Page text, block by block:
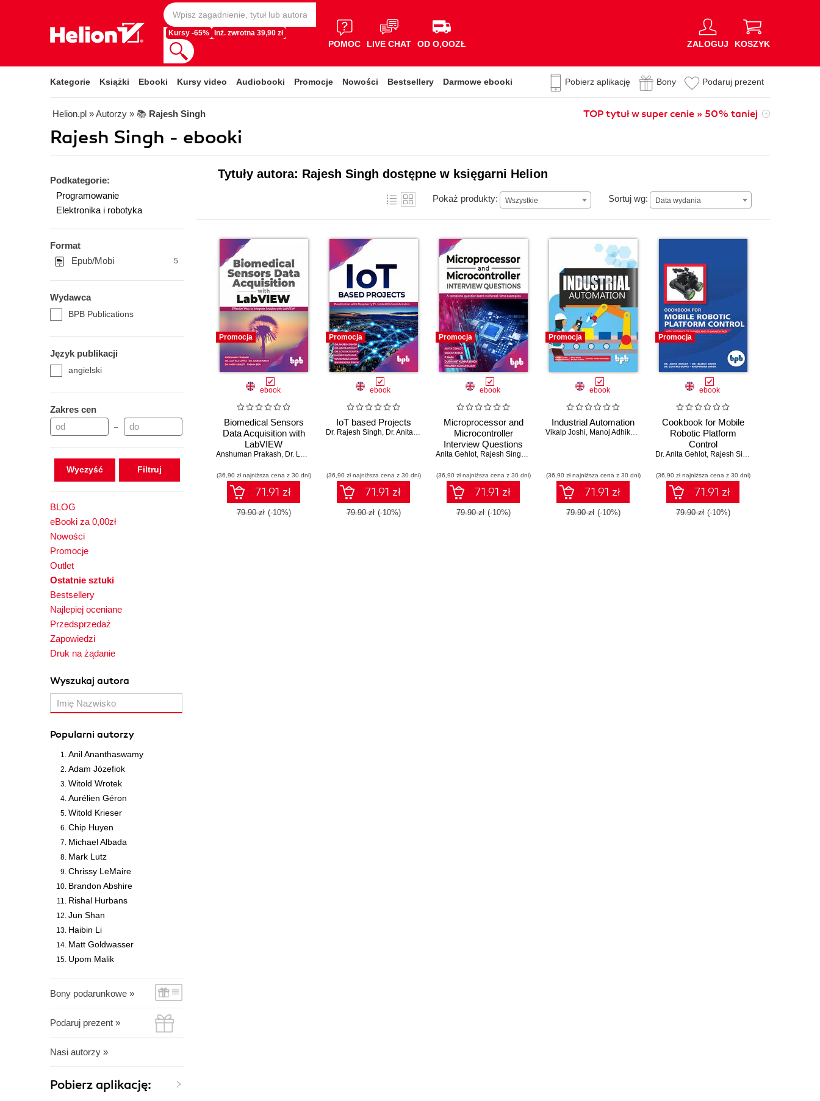
Kursy -65% Inż. zwrotna 39,90 zł
POMOC LIVE CHAT OD O,OOZŁ ZALOGUJ KOSZYK
Kategorie Książki Ebooki Kursy video Audiobooki Promocje Nowości Bestsellery Darmowe ebooki Pobierz aplikację Bony Podaruj prezent
Helion.pl » Autorzy » 📚 Rajesh Singh TOP tytuł w super cenie » 50% taniej
Rajesh Singh - ebooki
Podkategorie:
Programowanie
Elektronika i robotyka
Format
Epub/Mobi
5
Wydawca
BPB Publications
Język publikacji
angielski
Zakres cen
–
Wyczyść
BLOG
eBooki za 0,00zł
Nowości
Promocje
Outlet
Ostatnie sztuki
Bestsellery
Najlepiej oceniane
Przedsprzedaż
Zapowiedzi
Druk na żądanie
Wyszukaj autora
Popularni autorzy
Anil Ananthaswamy
Adam Józefiok
Witold Wrotek
Aurélien Géron
Witold Krieser
Chip Huyen
Michael Albada
Mark Lutz
Chrissy LeMaire
Brandon Abshire
Rishal Hurbans
Jun Shan
Haibin Li
Matt Goldwasser
Upom Malik
Bony podarunkowe »
Podaruj prezent »
Nasi autorzy »
Pobierz aplikację:
Tytuły autora: Rajesh Singh dostępne w księgarni Helion
Pokaż produkty: Wszystkie Sortuj wg: Data wydania
Data wydania
Promocja
ebook
Biomedical Sensors
Data Acquisition with
LabVIEW
Anshuman Prakash, Dr. Lovi Raj Gupta Dr. Anita Gehlot,Rydhm Beri
(36,90 zł najniższa cena z 30 dni)
71.91 zł
79.90 zł (-10%)
Promocja
ebook
IoT based Projects
Dr. Rajesh Singh, Dr. Anita Gehlot Dr. Lovi Raj Gupta,Navjot Rathour,Mahendra Swain,Bhupendra Singh
(36,90 zł najniższa cena z 30 dni)
71.91 zł
79.90 zł (-10%)
Promocja
ebook
Microprocessor and
Microcontroller
Interview Questions
Anita Gehlot, Rajesh Singh , Praveen Kumar Malik
(36,90 zł najniższa cena z 30 dni)
71.91 zł
79.90 zł (-10%)
Promocja
ebook
Industrial Automation
Vikalp Joshi, Manoj Adhikari Raju Manoj,Rajesh Singh,Anita Gehlot
(36,90 zł najniższa cena z 30 dni)
71.91 zł
79.90 zł (-10%)
Promocja
ebook
Cookbook for Mobile
Robotic Platform
Control
Dr. Anita Gehlot, Rajesh Singh
(36,90 zł najniższa cena z 30 dni)
71.91 zł
79.90 zł (-10%)